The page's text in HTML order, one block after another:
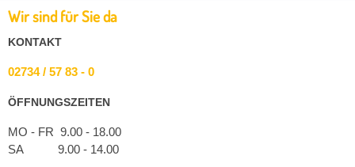
Wir sind für Sie da
KONTAKT
02734 / 57 83 - 0
ÖFFNUNGSZEITEN
MO - FR 9.00 - 18.00
SA 9.00 - 14.00